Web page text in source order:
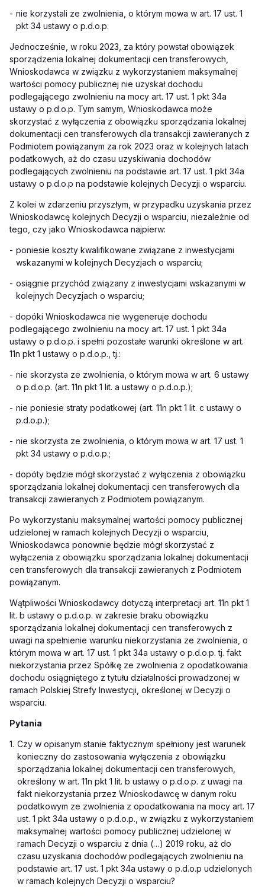
- nie korzystali ze zwolnienia, o którym mowa w art. 17 ust. 1
pkt 34 ustawy o p.d.o.p.
Jednocześnie, w roku 2023, za który powstał obowiązek
sporządzenia lokalnej dokumentacji cen transferowych,
Wnioskodawca w związku z wykorzystaniem maksymalnej
wartości pomocy publicznej nie uzyskał dochodu
podlegającego zwolnieniu na mocy art. 17 ust. 1 pkt 34a
ustawy o p.d.o.p. Tym samym, Wnioskodawca może
skorzystać z wyłączenia z obowiązku sporządzania lokalnej
dokumentacji cen transferowych dla transakcji zawieranych z
Podmiotem powiązanym za rok 2023 oraz w kolejnych latach
podatkowych, aż do czasu uzyskiwania dochodów
podlegających zwolnieniu na podstawie art. 17 ust. 1 pkt 34a
ustawy o p.d.o.p na podstawie kolejnych Decyzji o wsparciu.
Z kolei w zdarzeniu przyszłym, w przypadku uzyskania przez
Wnioskodawcę kolejnych Decyzji o wsparciu, niezależnie od
tego, czy jako Wnioskodawca najpierw:
- poniesie koszty kwalifikowane związane z inwestycjami
wskazanymi w kolejnych Decyzjach o wsparciu;
- osiągnie przychód związany z inwestycjami wskazanymi w
kolejnych Decyzjach o wsparciu;
- dopóki Wnioskodawca nie wygeneruje dochodu
podlegającego zwolnieniu na mocy art. 17 ust. 1 pkt 34a
ustawy o p.d.o.p. i spełni pozostałe warunki określone w art.
11n pkt 1 ustawy o p.d.o.p., tj.:
- nie skorzysta ze zwolnienia, o którym mowa w art. 6 ustawy
o p.d.o.p. (art. 11n pkt 1 lit. a ustawy o p.d.o.p.);
- nie poniesie straty podatkowej (art. 11n pkt 1 lit. c ustawy o
p.d.o.p.);
- nie skorzysta ze zwolnienia, o którym mowa w art. 17 ust. 1
pkt 34 ustawy o p.d.o.p.;
- dopóty będzie mógł skorzystać z wyłączenia z obowiązku
sporządzania lokalnej dokumentacji cen transferowych dla
transakcji zawieranych z Podmiotem powiązanym.
Po wykorzystaniu maksymalnej wartości pomocy publicznej
udzielonej w ramach kolejnych Decyzji o wsparciu,
Wnioskodawca ponownie będzie mógł skorzystać z
wyłączenia z obowiązku sporządzania lokalnej dokumentacji
cen transferowych dla transakcji zawieranych z Podmiotem
powiązanym.
Wątpliwości Wnioskodawcy dotyczą interpretacji art. 11n pkt 1
lit. b ustawy o p.d.o.p. w zakresie braku obowiązku
sporządzania lokalnej dokumentacji cen transferowych z
uwagi na spełnienie warunku niekorzystania ze zwolnienia, o
którym mowa w art. 17 ust. 1 pkt 34a ustawy o p.d.o.p. tj. fakt
niekorzystania przez Spółkę ze zwolnienia z opodatkowania
dochodu osiągniętego z tytułu działalności prowadzonej w
ramach Polskiej Strefy Inwestycji, określonej w Decyzji o
wsparciu.
Pytania
1. Czy w opisanym stanie faktycznym spełniony jest warunek
konieczny do zastosowania wyłączenia z obowiązku
sporządzania lokalnej dokumentacji cen transferowych,
określony w art. 11n pkt 1 lit. b ustawy o p.d.o.p. z uwagi na
fakt niekorzystania przez Wnioskodawcę w danym roku
podatkowym ze zwolnienia z opodatkowania na mocy art. 17
ust. 1 pkt 34a ustawy o p.d.o.p., w związku z wykorzystaniem
maksymalnej wartości pomocy publicznej udzielonej w
ramach Decyzji o wsparciu z dnia (…) 2019 roku, aż do
czasu uzyskania dochodów podlegających zwolnieniu na
podstawie art. 17 ust. 1 pkt 34a ustawy o p.d.o.p udzielonych
w ramach kolejnych Decyzji o wsparciu?